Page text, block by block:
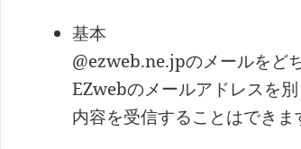
基本
@ezweb.ne.jpのメールをど
EZwebのメールアドレスを
内容を受信することはできま